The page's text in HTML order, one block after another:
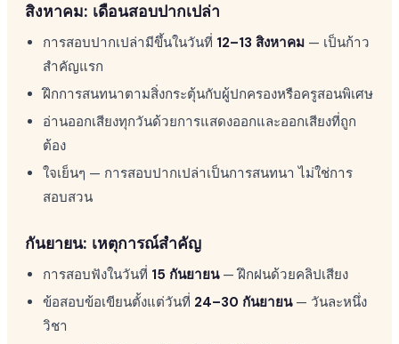
สิงหาคม: เดือนสอบปากเปล่า
การสอบปากเปล่ามีขึ้นในวันที่ 12–13 สิงหาคม — เป็นก้าว
สำคัญแรก
ฝึกการสนทนาตามสิ่งกระตุ้นกับผู้ปกครองหรือครูสอนพิเศษ
อ่านออกเสียงทุกวันด้วยการแสดงออกและออกเสียงที่ถูก
ต้อง
ใจเย็นๆ — การสอบปากเปล่าเป็นการสนทนา ไม่ใช่การ
สอบสวน
กันยายน: เหตุการณ์สำคัญ
การสอบฟังในวันที่ 15 กันยายน— ฝึกฝนด้วยคลิปเสียง
ข้อสอบข้อเขียนตั้งแต่วันที่ 24–30 กันยายน— วันละหนึ่ง
วิชา